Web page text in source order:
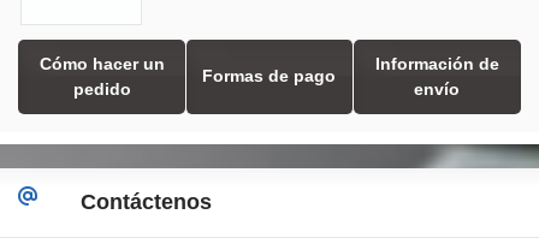
Cómo hacer un
pedido
Formas de pago
Información de
envío
Contáctenos